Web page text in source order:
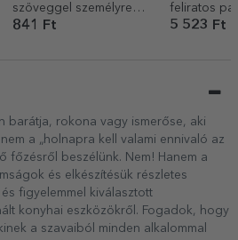
szöveggel személyre
szabott mágnes –
841 Ft
feliratos
Coffee
5 523 Ft
barátja, rokona vagy ismerőse, aki
a „holnapra kell valami ennivaló az
főzésről beszélünk. Nem! Hanem a
és elkészítésük részletes
figyelemmel kiválasztott
konyhai eszközökről. Fogadok, hogy
a szavaiból minden alkalommal